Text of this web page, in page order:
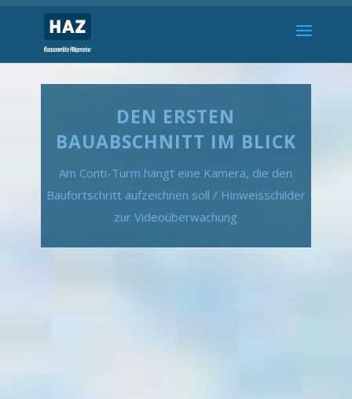
DEN ERSTEN
BAUABSCHNITT IM BLICK
Am Conti-Turm hängt eine Kamera, die den
Baufortschritt aufzeichnen soll / Hinweisschilder
zur Videoüberwachung